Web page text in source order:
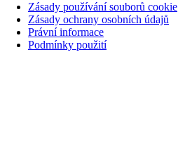
Zásady používání souborů cookie
Zásady ochrany osobních údajů
Právní informace
Podmínky použití